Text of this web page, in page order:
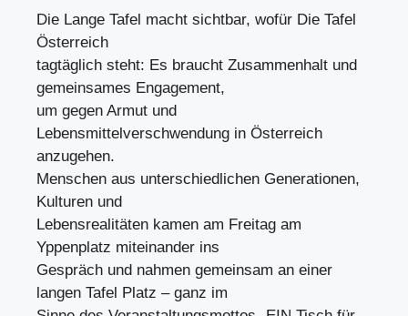
Die Lange Tafel macht sichtbar, wofür Die Tafel
Österreich
tagtäglich steht: Es braucht Zusammenhalt und
gemeinsames Engagement,
um gegen Armut und
Lebensmittelverschwendung in Österreich
anzugehen.
Menschen aus unterschiedlichen Generationen,
Kulturen und
Lebensrealitäten kamen am Freitag am
Yppenplatz miteinander ins
Gespräch und nahmen gemeinsam an einer
langen Tafel Platz – ganz im